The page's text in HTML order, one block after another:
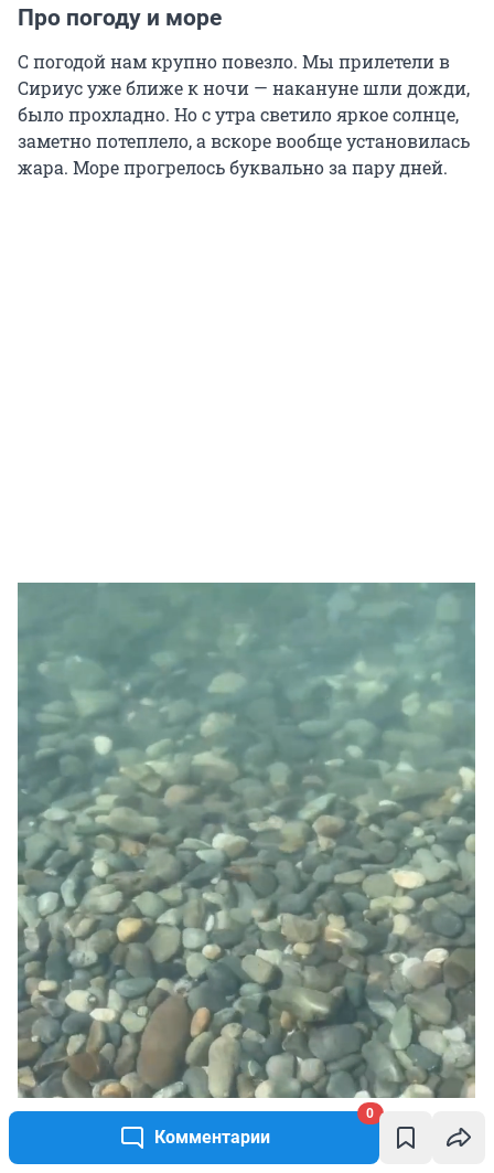
Комментарии
0
Про погоду и море
С погодой нам крупно повезло. Мы прилетели в
Сириус уже ближе к ночи — накануне шли дожди,
было прохладно. Но с утра светило яркое солнце,
заметно потеплело, а вскоре вообще установилась
жара. Море прогрелось буквально за пару дней.